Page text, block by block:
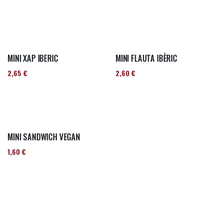
MINI XAP IBERIC
2,65 €
MINI FLAUTA IBÈRIC
2,60€
MINI SANDWICH VEGAN
1,60€